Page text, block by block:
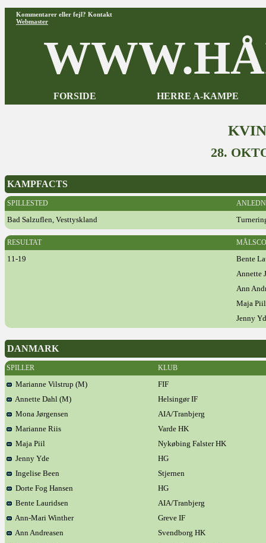
Kommentarer eller fejl? Kontakt
Webmaster
FORSIDE HERRE A-KAMPE
28.
KAMPFACTS
SPILLESTED
Bad Salzuflen, Vesttyskland
RESULTAT
11-19
Bente
Annette
Ann
Maja Piil
Jenny
DANMARK
SPILLER KLUB
Marianne Vilstrup (M)
FIF
Annette Dahl (M)
Helsingør IF
Mona Jørgensen
AIA/Tranbjerg
Marianne Riis
Varde HK
Maja Piil
Nykøbing Falster HK
Jenny Yde
HG
Ingelise Been
Stjernen
Dorte Fog Hansen
HG
Bente Lauridsen
AIA/Tranbjerg
Ann-Mari Winther
Greve IF
Ann Andreasen
Svendborg HK